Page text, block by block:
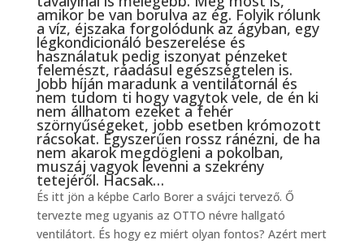
amikor be van borulva az ég. Folyik rólunk
a víz, éjszaka forgolódunk az ágyban, egy
légkondicionáló beszerelése és
használatuk pedig iszonyat pénzeket
felemészt, ráadásul egészségtelen is.
Jobb híján maradunk a ventilátornál és
nem tudom ti hogy vagytok vele, de én ki
nem állhatom ezeket a fehér
szörnyűségeket, jobb esetben krómozott
rácsokat. Egyszerűen rossz ránézni, de ha
nem akarok megdögleni a pokolban,
muszáj vagyok levenni a szekrény
tetejéről. Hacsak…
És itt jön a képbe Carlo Borer a svájci tervező. Ő
tervezte meg ugyanis az OTTO névre hallgató
ventilátort. És hogy ez miért olyan fontos? Azért mert